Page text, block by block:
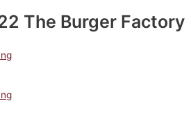
The Burger Factory